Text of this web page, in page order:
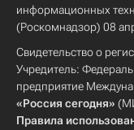
информационных
(Роскомнадзор) 08
Свидетельство о
Учредитель:
предприятие
«Россия сегодня»
Правила